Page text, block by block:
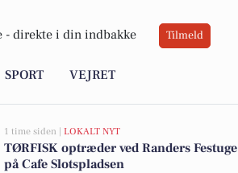
- direkte i din indbakke Tilmeld
SPORT VEJRET
1 time siden | LOKALT NYT
TØRFISK optræder ved Randers Festuge
på Cafe Slotspladsen